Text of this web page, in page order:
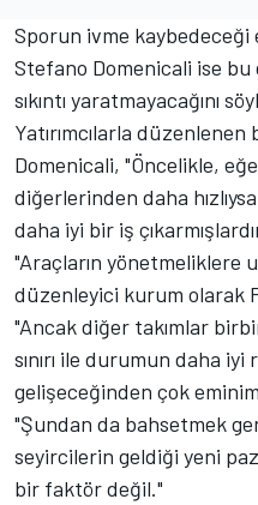
Sporun ivme
Stefano Domenicali ise
sıkıntı yaratmayacağını
Yatırımcılarla
Domenicali, "Öncelikle,
diğerlerinden daha
daha iyi bir iş
"Araçların yönetmeliklere
düzenleyici kurum olarak
"Ancak diğer takımlar
sınırı ile durumun daha
gelişeceğinden çok
"Şundan da bahsetmek
seyircilerin geldiği yeni
bir faktör değil."